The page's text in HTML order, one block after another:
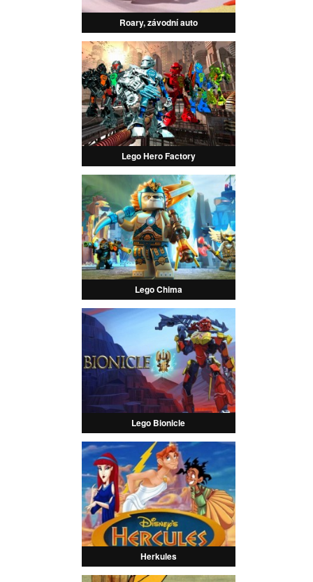
Roary, závodní auto
Lego Hero Factory
Lego Chima
Lego Bionicle
Herkules